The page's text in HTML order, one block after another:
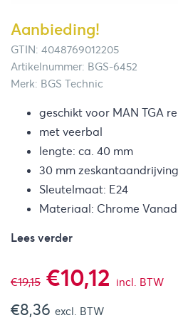
Aanbieding!
GTIN: 4048769012205
Artikelnummer: BGS-6452
Merk: BGS Technic
geschikt voor MAN TGA
met veerbal
lengte: ca. 40 mm
30 mm zeskantaandrijving
Sleutelmaat: E24
Materiaal: Chrome
Lees verder
€19,15
prijs
€10,12 Huidige
incl. BTW
€8,36 excl. BTW